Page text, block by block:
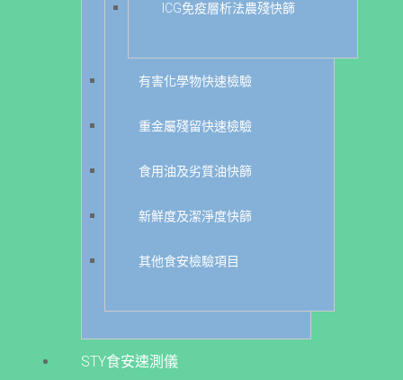
ICG免疫層析法農殘快篩
有害化學物快速檢驗
重金屬殘留快速檢驗
食用油及劣質油快篩
新鮮度及潔淨度快篩
其他食安檢驗項目
STY食安速測儀